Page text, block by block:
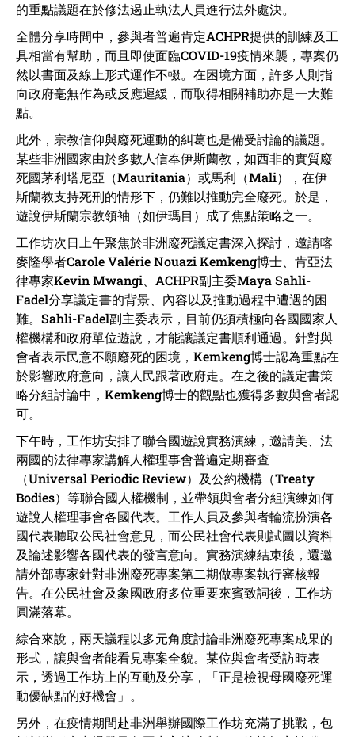
的重點議題在於修法遏止執法人員進行法外處決。
全體分享時間中，參與者普遍肯定ACHPR提供的訓練及工
具相當有幫助，而且即使面臨COVID-19疫情來襲，專案仍
然以書面及線上形式運作不輟。在困境方面，許多人則指
向政府毫無作為或反應遲緩，而取得相關補助亦是一大難
點。
此外，宗教信仰與廢死運動的糾葛也是備受討論的議題。
某些非洲國家由於多數人信奉伊斯蘭教，如西非的實質廢
死國茅利塔尼亞（Mauritania）或馬利（Mali），在伊
斯蘭教支持死刑的情形下，仍難以推動完全廢死。於是，
遊說伊斯蘭宗教領袖（如伊瑪目）成了焦點策略之一。
工作坊次日上午聚焦於非洲廢死議定書深入探討，邀請喀
麥隆學者Carole Valérie Nouazi Kemkeng博士、肯亞法
律專家Kevin Mwangi、ACHPR副主委Maya Sahli-
Fadel分享議定書的背景、內容以及推動過程中遭遇的困
難。Sahli-Fadel副主委表示，目前仍須積極向各國國家人
權機構和政府單位遊說，才能讓議定書順利通過。針對與
會者表示民意不願廢死的困境，Kemkeng博士認為重點在
於影響政府意向，讓人民跟著政府走。在之後的議定書策
略分組討論中，Kemkeng博士的觀點也獲得多數與會者認
可。
下午時，工作坊安排了聯合國遊說實務演練，邀請美、法
兩國的法律專家講解人權理事會普遍定期審查
（Universal Periodic Review）及公約機構（Treaty
Bodies）等聯合國人權機制，並帶領與會者分組演練如何
遊說人權理事會各國代表。工作人員及參與者輪流扮演各
國代表聽取公民社會意見，而公民社會代表則試圖以資料
及論述影響各國代表的發言意向。實務演練結束後，還邀
請外部專家針對非洲廢死專案第二期做專案執行審核報
告。在公民社會及象國政府多位重要來賓致詞後，工作坊
圓滿落幕。
綜合來說，兩天議程以多元角度討論非洲廢死專案成果的
形式，讓與會者能看見專案全貌。某位與會者受訪時表
示，透過工作坊上的互動及分享，「正是檢視母國廢死運
動優缺點的好機會」。
另外，在疫情期間赴非洲舉辦國際工作坊充滿了挑戰，包